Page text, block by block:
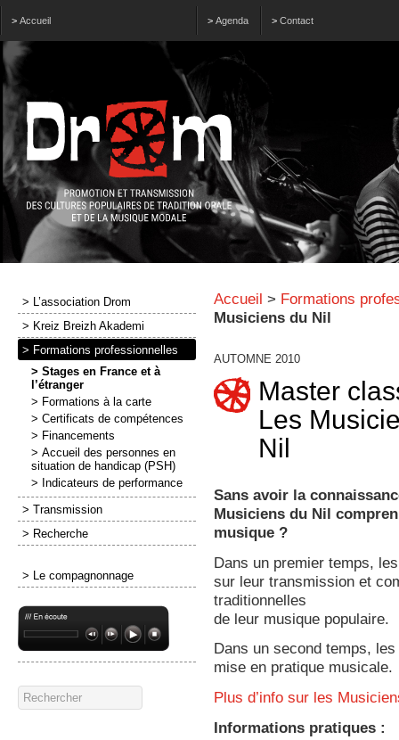
> Accueil > Agenda > Contact
> L’association Drom
> Kreiz Breizh Akademi
> Formations professionnelles
> Stages en France et à
l’étranger
> Formations à la carte
> Certificats de compétences
> Financements
> Accueil des personnes en
situation de handicap (PSH)
> Indicateurs de performance
> Transmission
> Recherche
> Le compagnonnage
Accueil > Formations
Musiciens du Nil
AUTOMNE 2010
Master
Les
Nil
Sans avoir la
Musiciens du Nil
musique ?
Dans un premier temps,
sur leur transmission et
traditionnelles
de leur musique populaire.
Dans un second temps,
mise en pratique musicale.
Plus d’info sur les
Informations pratiques :